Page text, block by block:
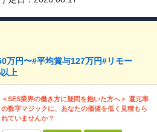
万円〜#平均賞与127万円#リモー
上
＜SES業界の働き方に疑問を抱いた方へ＞ 還元率
の数字マジックに、あなたの価値を低く見積もら
れていませんか？